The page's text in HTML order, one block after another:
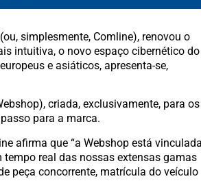
(ou, simplesmente, Comline), renovou o
intuitiva, o novo espaço cibernético do
e asiáticos, apresenta-se,
criada, exclusivamente, para os
para a marca.
afirma que “a Webshop está
real das nossas extensas gamas
peça concorrente, matrícula do veículo